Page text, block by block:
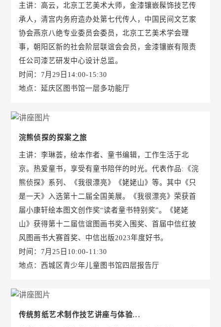
主讲：高云，北京工艺美术大师，金漆镶嵌髹饰技艺传
承人，清宫内务府造办处第七代传人，中国民间文艺家
协会燕京八绝专业委员会委员，北京工艺美术学会理
事，朝阳区新的社会阶层联谊会会员，金漆镶嵌有限责
任公司漆艺研发中心设计总监。
时间：7月29日14:00-15:30
地点：延庆区图书馆一层多功能厅
浣熊侦探的探案之旅
主讲：李琳荟，绘本作者、童书编辑，工作生活于北
京。热爱童书，享受有童书陪伴的时光。代表作品:《浣
熊侦探》系列、《我很漂亮》《姥姥山》等。其中《只
是一天》入选第十二届全国美展。《我很漂亮》荣获首
届小康轩绘本图文创作奖“读者童书特别奖”。《姥姥
山》获得第十二届信谊图画书奖入围奖、首届中信红披
风图画书大赛首奖、中信出版2023年度好书。
时间：7月25日10:00-11:30
地点：西城区青少年儿童图书馆四层报告厅
传统剪纸艺术制作技艺讲座与体验...